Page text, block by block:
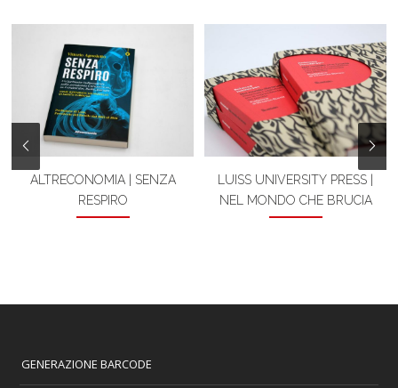
ALTRECONOMIA | SENZA
RESPIRO
LUISS UNIVERSITY PRESS |
NEL MONDO CHE BRUCIA
GENERAZIONE BARCODE